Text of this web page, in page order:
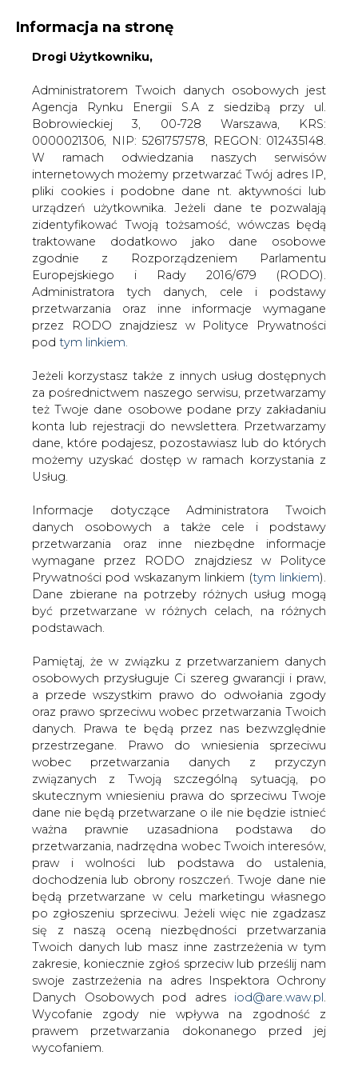
Informacja na stronę
Drogi Użytkowniku,
Administratorem Twoich danych osobowych jest
Agencja Rynku Energii S.A z siedzibą przy ul.
Bobrowieckiej 3, 00-728 Warszawa, KRS:
0000021306, NIP: 5261757578, REGON: 012435148.
W ramach odwiedzania naszych serwisów
internetowych możemy przetwarzać Twój adres IP,
pliki cookies i podobne dane nt. aktywności lub
urządzeń użytkownika. Jeżeli dane te pozwalają
zidentyfikować Twoją tożsamość, wówczas będą
traktowane dodatkowo jako dane osobowe
zgodnie z Rozporządzeniem Parlamentu
Europejskiego i Rady 2016/679 (RODO).
Administratora tych danych, cele i podstawy
przetwarzania oraz inne informacje wymagane
przez RODO znajdziesz w Polityce Prywatności
pod tym linkiem.
Jeżeli korzystasz także z innych usług dostępnych
za pośrednictwem naszego serwisu, przetwarzamy
też Twoje dane osobowe podane przy zakładaniu
konta lub rejestracji do newslettera. Przetwarzamy
dane, które podajesz, pozostawiasz lub do których
możemy uzyskać dostęp w ramach korzystania z
Usług.
Informacje dotyczące Administratora Twoich
danych osobowych a także cele i podstawy
przetwarzania oraz inne niezbędne informacje
wymagane przez RODO znajdziesz w Polityce
Prywatności pod wskazanym linkiem (tym linkiem).
Dane zbierane na potrzeby różnych usług mogą
być przetwarzane w różnych celach, na różnych
podstawach.
Pamiętaj, że w związku z przetwarzaniem danych
osobowych przysługuje Ci szereg gwarancji i praw,
a przede wszystkim prawo do odwołania zgody
oraz prawo sprzeciwu wobec przetwarzania Twoich
danych. Prawa te będą przez nas bezwzględnie
przestrzegane. Prawo do wniesienia sprzeciwu
wobec przetwarzania danych z przyczyn
związanych z Twoją szczególną sytuacją, po
skutecznym wniesieniu prawa do sprzeciwu Twoje
dane nie będą przetwarzane o ile nie będzie istnieć
ważna prawnie uzasadniona podstawa do
przetwarzania, nadrzędna wobec Twoich interesów,
praw i wolności lub podstawa do ustalenia,
dochodzenia lub obrony roszczeń. Twoje dane nie
będą przetwarzane w celu marketingu własnego
po zgłoszeniu sprzeciwu. Jeżeli więc nie zgadzasz
się z naszą oceną niezbędności przetwarzania
Twoich danych lub masz inne zastrzeżenia w tym
zakresie, koniecznie zgłoś sprzeciw lub prześlij nam
swoje zastrzeżenia na adres Inspektora Ochrony
Danych Osobowych pod adres iod@are.waw.pl.
Wycofanie zgody nie wpływa na zgodność z
prawem przetwarzania dokonanego przed jej
wycofaniem.
Strona główna / RYNEK GAZU /
Polskie LNG w trzecim
kwartale 2020
2020-10-06 05:44
drukuj
skomentuj
udostępnij:
Polskie LNG w trzecim kwartale
2020
Według wyliczeń Instytutu Studiów
Energetycznych (ISE) w trzecim
kwartale 2020 roku PGNiG odebrał w
terminalu w Świnoujściu 7 transportów
mln ton LNG (około 0,75 mld m sześć.).
<strong>Oznacza to, że przez 9
miesięcy 2020 roku PGNiG odebrał w
terminalu w Świnoujściu 28 transportów
o łącznym wolumenie około 2,2 mln ton
LNG (około 3 mld m sześc.).</strong>
Był to również pierwszy kwartał od 2018 roku, w którym
nie pojawił się w polskim terminalu żaden metanowiec z
amerykańskim LNG. Jednocześnie, był to pierwszy
kwartał w którym PGNiG odebrał transport LNG z Nigerii
(około 0,06 mln ton LNG), wcześniej w marcu odebrano
transport z Trynidadu. W terminalu pojawiło się również
więcej LNG z Norwegii, dwie dostaw o łącznym
wolumenie około 0,125 mln ton LNG. Warto tu
podkreślić, że ostatnie norweskie ładunki były
regazyfikowane jeszcze w styczniu 2020 roku (Rys. 1).